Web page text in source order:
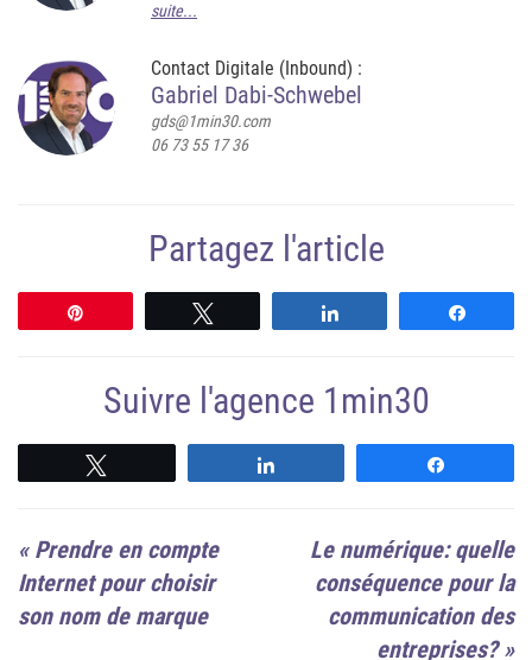
suite...
Contact Digitale (Inbound) :
Gabriel Dabi-Schwebel
gds@1min30.com
06 73 55 17 36
Partagez l'article
Suivre l'agence 1min30
« Prendre en compte
Internet pour choisir
son nom de marque
Le numérique: quelle
conséquence pour la
communication des
entreprises?»